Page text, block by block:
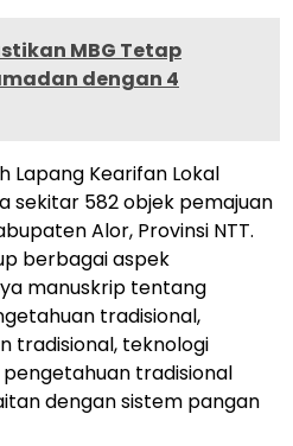
MBG Tetap
dengan 4
Lapang Kearifan Lokal
sekitar 582 objek pemajuan
Alor, Provinsi NTT.
berbagai aspek
manuskrip tentang
tradisional,
tradisional, teknologi
tradisional
dengan sistem pangan